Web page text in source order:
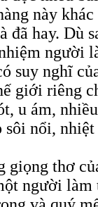
này
đã hay. Dù
người
suy nghĩ
giới riêng
u ám,
sôi nổi,
giọng thơ
người làm